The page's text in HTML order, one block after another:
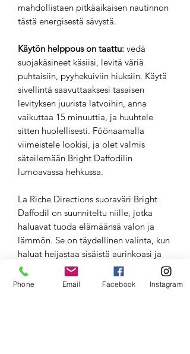
mahdollistaen pitkäaikaisen nautinnon
tästä energisestä sävystä.
Käytön helppous on taattu: vedä
suojakäsineet käsiisi, levitä väriä
puhtaisiin, pyyhekuiviin hiuksiin. Käytä
sivellintä saavuttaaksesi tasaisen
levityksen juurista latvoihin, anna
vaikuttaa 15 minuuttia, ja huuhtele
sitten huolellisesti. Föönaamalla
viimeistele lookisi, ja olet valmis
säteilemään Bright Daffodilin
lumoavassa hehkussa.
La Riche Directions suoraväri Bright
Daffodil on suunniteltu niille, jotka
haluavat tuoda elämäänsä valon ja
lämmön. Se on täydellinen valinta, kun
haluat heijastaa sisäistä aurinkoasi ja
tehdä vaikutuksen raikkaudella, joka
kääntää päitä. Anna Bright Daffodilin
Phone Email Facebook Instagram